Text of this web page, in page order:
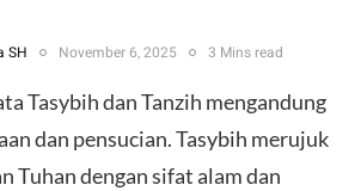
SH November 6, 2025 3 Mins read
Tasybih dan Tanzih mengandung
dan pensucian. Tasybih merujuk
Tuhan dengan sifat alam dan